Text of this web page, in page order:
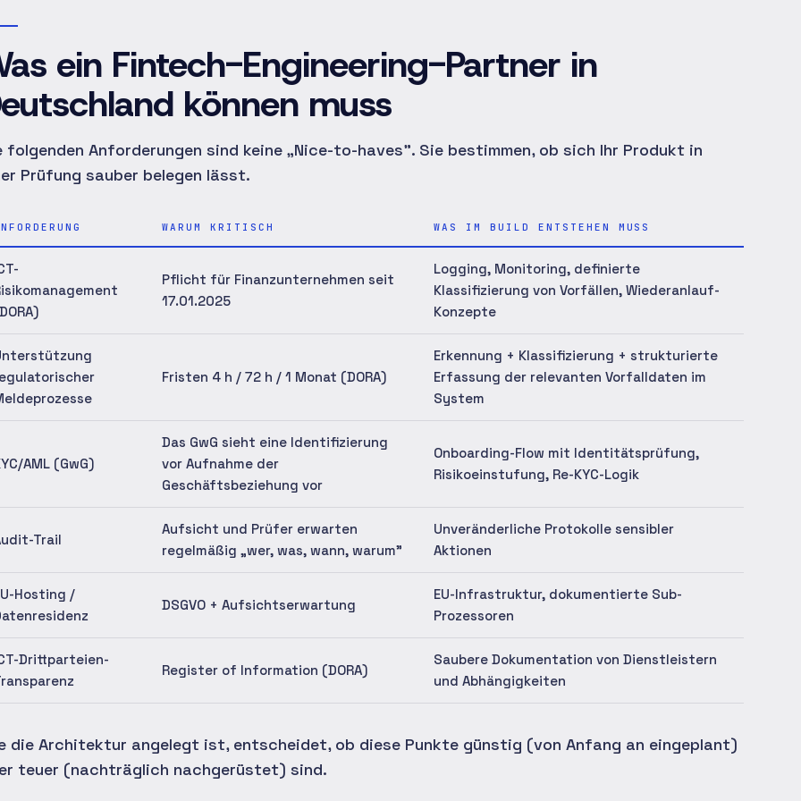
ein Fintech-Engineering-Partner in
können muss
folgenden Anforderungen sind keine „Nice-to-haves". Sie bestimmen, ob sich Ihr Produkt in
Prüfung sauber belegen lässt.
WARUM KRITISCH WAS IM BUILD ENTSTEHEN MUSS
Pflicht für Finanzunternehmen seit
17.01.2025
Logging, Monitoring, definierte
Klassifizierung von Vorfällen, Wiederanlauf-
Konzepte
Fristen 4 h / 72 h / 1 Monat (DORA)
Erkennung + Klassifizierung + strukturierte
Erfassung der relevanten Vorfalldaten im
System
AML (GwG)
Das GwG sieht eine Identifizierung
vor Aufnahme der
Geschäftsbeziehung vor
Onboarding-Flow mit Identitätsprüfung,
Risikoeinstufung, Re-KYC-Logik
Trail
Aufsicht und Prüfer erwarten
regelmäßig „wer, was, wann, warum"
Unveränderliche Protokolle sensibler
Aktionen
Hosting /
DSGVO + Aufsichtserwartung
EU-Infrastruktur, dokumentierte Sub-
Prozessoren
Drittparteien-
Register of Information (DORA)
Saubere Dokumentation von Dienstleistern
und Abhängigkeiten
die Architektur angelegt ist, entscheidet, ob diese Punkte günstig (von Anfang an eingeplant)
teuer (nachträglich nachgerüstet) sind.